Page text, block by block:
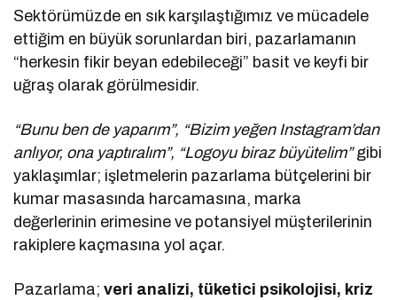
Sektörümüzde en sık karşılaştığımız ve mücadele
ettiğim en büyük sorunlardan biri, pazarlamanın
“herkesin fikir beyan edebileceği” basit ve keyfi bir
uğraş olarak görülmesidir.
“Bunu ben de yaparım”, “Bizim yeğen Instagram’dan
anlıyor, ona yaptıralım”, “Logoyu biraz büyütelim”gibi
yaklaşımlar; işletmelerin pazarlama bütçelerini bir
kumar masasında harcamasına, marka
değerlerinin erimesine ve potansiyel müşterilerinin
rakiplere kaçmasına yol açar.
Pazarlama;veri analizi, tüketici psikolojisi, kriz